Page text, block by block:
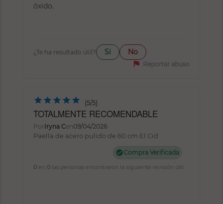
óxido.
¿Te ha resultado útil? Si
No
flag Reportar abuso
(5/5)
TOTALMENTE RECOMENDABLE
Por Iryna Cen09/04/2026
Paella de acero pulido de 60 cm El Cid
check_circleCompra Verificada
0 en 0 las personas encontraron la siguiente revisión útil